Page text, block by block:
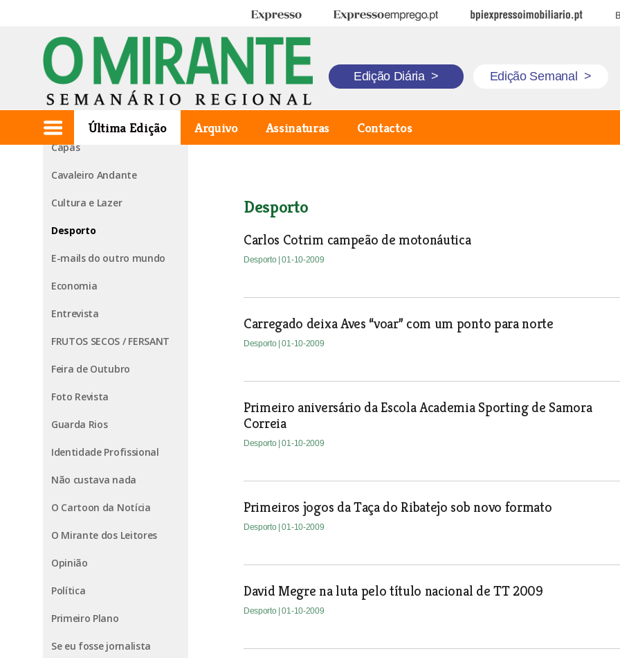
Expresso Expresso Emprego BPI Expresso Imobiliário
Edição Diária > Edição Semanal >
Última Edição Arquivo Assinaturas Contactos
1ª página
Agora falo eu
Capas
Cavaleiro Andante
Cultura e Lazer
Desporto
E-mails do outro mundo
Economia
Entrevista
FRUTOS SECOS / FERSANT
Feira de Outubro
Foto Revista
Guarda Rios
Identidade Profissional
Não custava nada
O Cartoon da Notícia
O Mirante dos Leitores
Opinião
Política
Primeiro Plano
Se eu fosse jornalista
Desporto
Carlos Cotrim campeão de motonáutica
Desporto | 01-10-2009
Carregado deixa Aves “voar” com um ponto para norte
Desporto | 01-10-2009
Primeiro aniversário da Escola Academia Sporting de Samora
Correia
Desporto | 01-10-2009
Primeiros jogos da Taça do Ribatejo sob novo formato
Desporto | 01-10-2009
David Megre na luta pelo título nacional de TT 2009
Desporto | 01-10-2009